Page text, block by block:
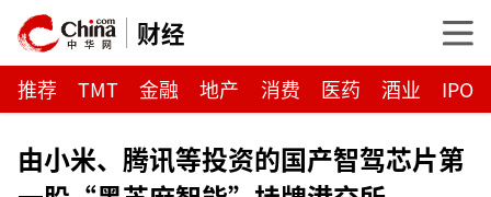
财经
推荐 TMT 金融 地产 消费 医药 酒业 IPO
由小米、腾讯等投资的国产智驾芯片第